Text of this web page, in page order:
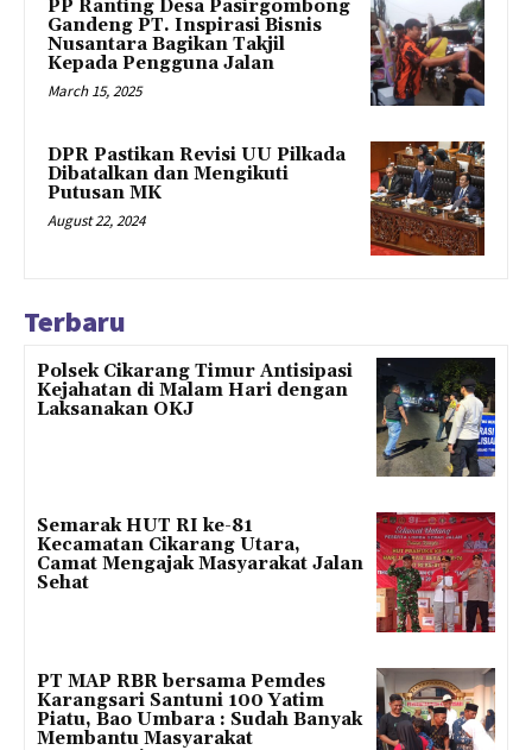
PP Ranting Desa Pasirgombong
Gandeng PT. Inspirasi Bisnis
Nusantara Bagikan Takjil
Kepada Pengguna Jalan
March 15, 2025
DPR Pastikan Revisi UU Pilkada
Dibatalkan dan Mengikuti
Putusan MK
August 22, 2024
Terbaru
Polsek Cikarang Timur Antisipasi
Kejahatan di Malam Hari dengan
Laksanakan OKJ
Semarak HUT RI ke-81
Kecamatan Cikarang Utara,
Camat Mengajak Masyarakat Jalan
Sehat
PT MAP RBR bersama Pemdes
Karangsari Santuni 100 Yatim
Piatu, Bao Umbara : Sudah Banyak
Membantu Masyarakat